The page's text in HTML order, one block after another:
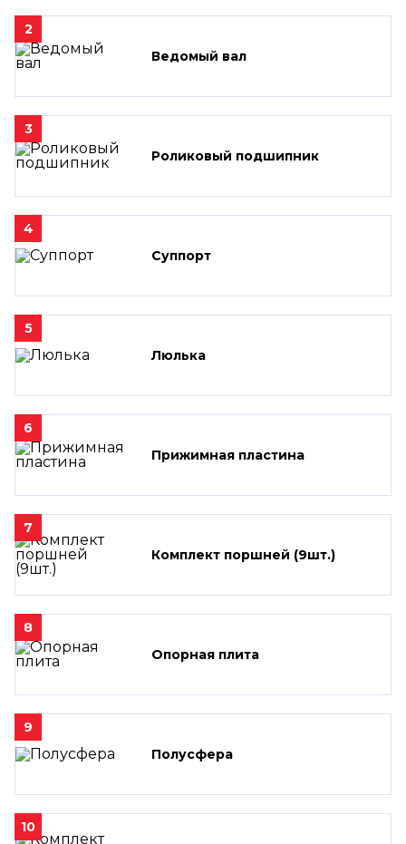
2
Ведомый вал
3
Роликовый подшипник
4
Суппорт
5
Люлька
6
Прижимная пластина
7
Комплект поршней (9шт.)
8
Опорная плита
9
Полусфера
10